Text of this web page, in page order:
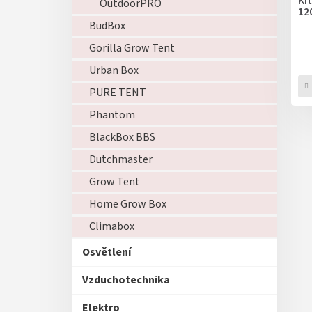
OutdoorPRO
BudBox
Gorilla Grow Tent
Urban Box
PURE TENT
Phantom
BlackBox BBS
Dutchmaster
Grow Tent
Home Grow Box
Climabox
Osvětlení
Vzduchotechnika
Elektro